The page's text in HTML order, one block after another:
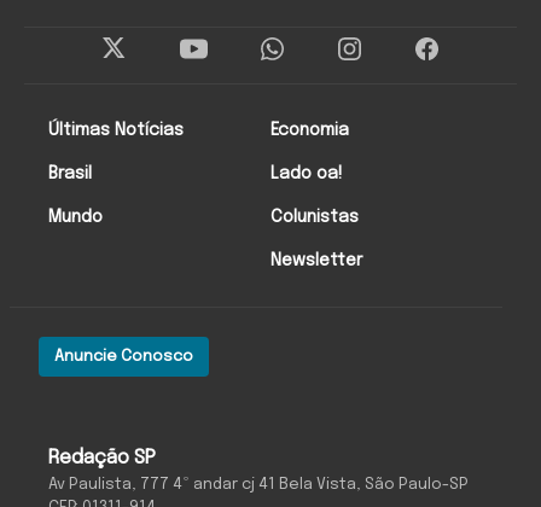
Redação SP
Av Paulista, 777 4º andar cj 41 Bela Vista, São Paulo-SP
Anuncie Conosco
Últimas Notícias
Brasil
Mundo
Economia
Lado oa!
Colunistas
Newsletter